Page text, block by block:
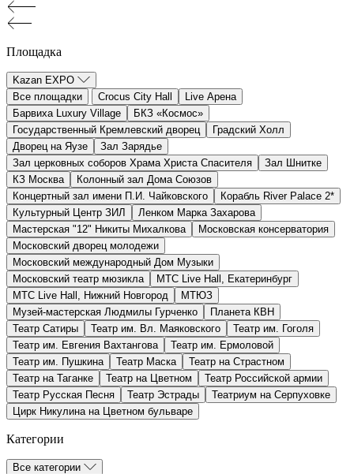
Площадка
Kazan EXPO
Все площадки
Crocus City Hall
Live Арена
Барвиха Luxury Village
БКЗ «Космос»
Государственный Кремлевский дворец
Градский Холл
Дворец на Яузе
Зал Зарядье
Зал церковных соборов Храма Христа Спасителя
Зал Шнитке
КЗ Москва
Колонный зал Дома Союзов
Концертный зал имени П.И. Чайковского
Корабль River Palace 2*
Культурный Центр ЗИЛ
Ленком Марка Захарова
Мастерская "12" Никиты Михалкова
Московская консерватория
Московский дворец молодежи
Московский международный Дом Музыки
Московский театр мюзикла
МТС Live Hall, Екатеринбург
МТС Live Hall, Нижний Новгород
МТЮЗ
Музей-мастерская Людмилы Гурченко
Планета КВН
Театр Cатиры
Театр им. Вл. Маяковского
Театр им. Гоголя
Театр им. Евгения Вахтангова
Театр им. Ермоловой
Театр им. Пушкина
Театр Маска
Театр на Страстном
Театр на Таганке
Театр на Цветном
Театр Российской армии
Театр Русская Песня
Театр Эстрады
Театриум на Серпуховке
Цирк Никулина на Цветном бульваре
Категории
Все категории